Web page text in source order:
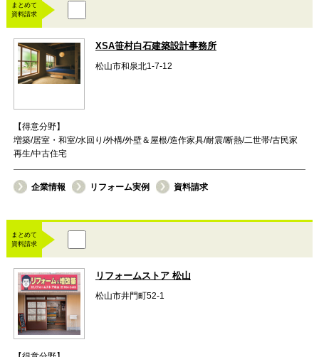
まとめて
資料請求
XSA笹村白石建築設計事務所
松山市和泉北1-7-12
【得意分野】
増築/居室・和室/水回り/外構/外壁＆屋根/造作家具/耐震/断熱/二世帯/古民家
再生/中古住宅
企業情報 リフォーム実例 資料請求
まとめて
資料請求
リフォームストア 松山
松山市井門町52-1